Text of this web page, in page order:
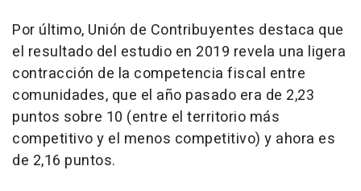
Por último, Unión de Contribuyentes destaca que
el resultado del estudio en 2019 revela una ligera
contracción de la competencia fiscal entre
comunidades, que el año pasado era de 2,23
puntos sobre 10 (entre el territorio más
competitivo y el menos competitivo) y ahora es
de 2,16 puntos.